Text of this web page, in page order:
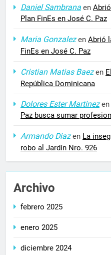
Daniel Sambrana en
Plan FinEs en José C. Paz
Maria Gonzalezen Abrió
FinEs en José C. Paz
Cristian Matias Baezen
República Dominicana
Dolores Ester Martinezen
Paz busca sumar
Armando Diazen La
robo al Jardín Nro. 926
Archivo
febrero 2025
enero 2025
diciembre 2024